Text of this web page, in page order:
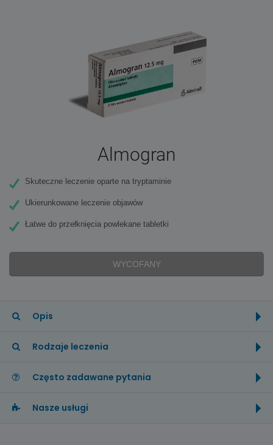
Almogran
Skuteczne leczenie oparte na tryptaminie
Ukierunkowane leczenie objawów
Łatwe do przełknięcia powlekane tabletki
WYCOFANY
Opis
Rodzaje leczenia
Często zadawane pytania
Nasze usługi